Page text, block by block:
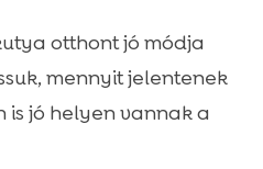
otthont jó módja
mennyit jelentenek
jó helyen vannak a